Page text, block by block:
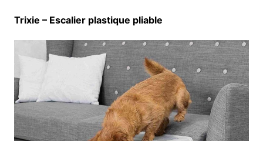
Trixie – Escalier plastique pliable